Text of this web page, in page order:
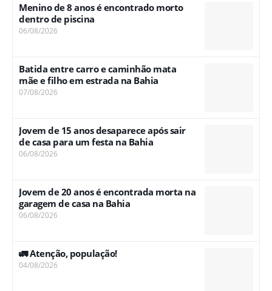
Menino de 8 anos é encontrado morto
dentro de piscina
06/08/2026
Batida entre carro e caminhão mata
mãe e filho em estrada na Bahia
07/08/2026
Jovem de 15 anos desaparece após sair
de casa para um festa na Bahia
06/08/2026
Jovem de 20 anos é encontrada morta na
garagem de casa na Bahia
06/08/2026
🚛 Atenção, população!
04/08/2026